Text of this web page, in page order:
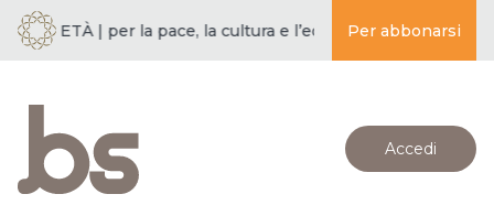
SOCIETÀ | per la pace, la cultura e l’educazione ·BUDDISMO
Per abbonarsi
Accedi